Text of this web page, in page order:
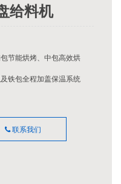
给料机
节能烘烤、中包高效烘
铁包全程加盖保温系统
联系我们